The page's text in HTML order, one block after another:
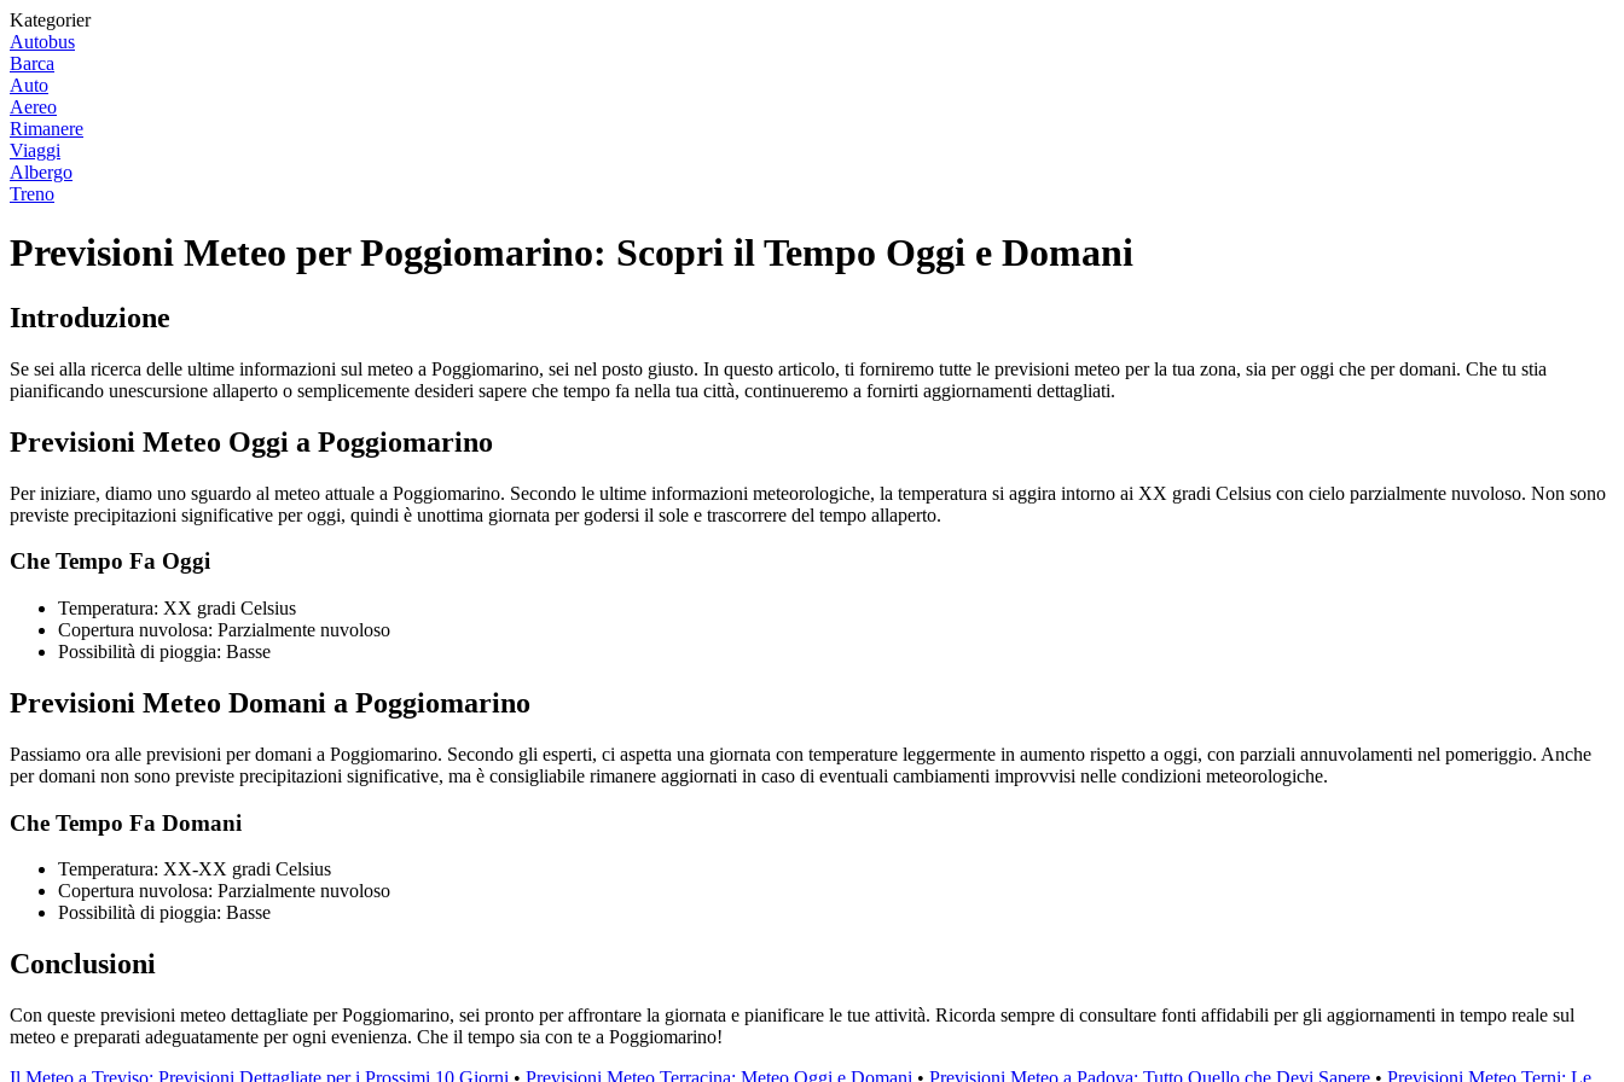
Kategorier
Autobus
Barca
Auto
Aereo
Rimanere
Viaggi
Albergo
Treno
Previsioni Meteo per Poggiomarino: Scopri il Tempo Oggi e Domani
Introduzione
Se sei alla ricerca delle ultime informazioni sul meteo a Poggiomarino, sei nel posto giusto. In questo articolo, ti forniremo tutte le previsioni meteo per la tua zona, sia per oggi che per domani. Che tu stia
pianificando unescursione allaperto o semplicemente desideri sapere che tempo fa nella tua città, continueremo a fornirti aggiornamenti dettagliati.
Previsioni Meteo Oggi a Poggiomarino
Per iniziare, diamo uno sguardo al meteo attuale a Poggiomarino. Secondo le ultime informazioni meteorologiche, la temperatura si aggira intorno ai XX gradi Celsius con cielo parzialmente nuvoloso. Non sono
previste precipitazioni significative per oggi, quindi è unottima giornata per godersi il sole e trascorrere del tempo allaperto.
Che Tempo Fa Oggi
Temperatura: XX gradi Celsius
Copertura nuvolosa: Parzialmente nuvoloso
Possibilità di pioggia: Basse
Previsioni Meteo Domani a Poggiomarino
Passiamo ora alle previsioni per domani a Poggiomarino. Secondo gli esperti, ci aspetta una giornata con temperature leggermente in aumento rispetto a oggi, con parziali annuvolamenti nel pomeriggio. Anche
per domani non sono previste precipitazioni significative, ma è consigliabile rimanere aggiornati in caso di eventuali cambiamenti improvvisi nelle condizioni meteorologiche.
Che Tempo Fa Domani
Temperatura: XX-XX gradi Celsius
Copertura nuvolosa: Parzialmente nuvoloso
Possibilità di pioggia: Basse
Conclusioni
Con queste previsioni meteo dettagliate per Poggiomarino, sei pronto per affrontare la giornata e pianificare le tue attività. Ricorda sempre di consultare fonti affidabili per gli aggiornamenti in tempo reale sul
meteo e preparati adeguatamente per ogni evenienza. Che il tempo sia con te a Poggiomarino!
Il Meteo a Treviso: Previsioni Dettagliate per i Prossimi 10 Giorni • Previsioni Meteo Terracina: Meteo Oggi e Domani • Previsioni Meteo a Padova: Tutto Quello che Devi Sapere • Previsioni Meteo Terni: Le